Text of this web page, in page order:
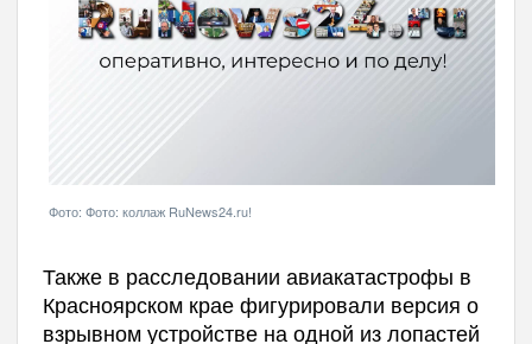
Фото: Фото: коллаж RuNews24.ru!
Также в расследовании авиакатастрофы в
Красноярском крае фигурировали версия о
взрывном устройстве на одной из лопастей